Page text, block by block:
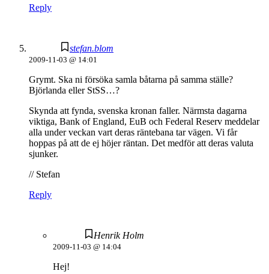
Reply
stefan.blom
2009-11-03 @ 14:01
Grymt. Ska ni försöka samla båtarna på samma ställe?
Björlanda eller StSS…?
Skynda att fynda, svenska kronan faller. Närmsta dagarna
viktiga, Bank of England, EuB och Federal Reserv meddelar
alla under veckan vart deras räntebana tar vägen. Vi får
hoppas på att de ej höjer räntan. Det medför att deras valuta
sjunker.
// Stefan
Reply
Henrik Holm
2009-11-03 @ 14:04
Hej!